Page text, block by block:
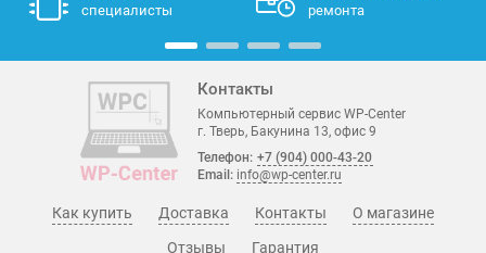
специалисты
ремонта
Контакты
Компьютерный сервис WP-Center
г. Тверь, Бакунина 13, офис 9
Телефон: +7 (904) 000-43-20
Email: info@wp-center.ru
О магазине
Гарантия
Отзывы
Как купить Доставка Контакты